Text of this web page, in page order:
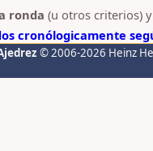
ronda (u otros criterios)
cronólogicamente
© 2006-2026 Heinz